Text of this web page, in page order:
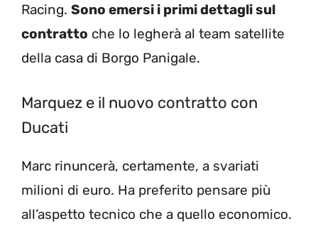
Racing. Sono emersi i primi dettagli sul
contratto che lo legherà al team satellite
della casa di Borgo Panigale.
Marquez e il nuovo contratto con
Ducati
Marc rinuncerà, certamente, a svariati
milioni di euro. Ha preferito pensare più
all’aspetto tecnico che a quello economico.